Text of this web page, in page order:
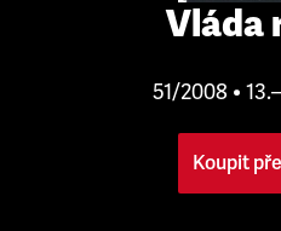
51/2008 •
Vláda
Koupit